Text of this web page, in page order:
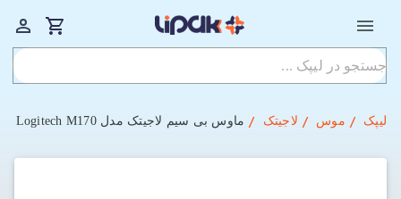
لیپک موس لاجیتک ماوس بی‌ سیم لاجیتک مدل Logitech M170